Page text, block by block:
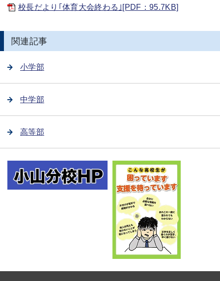
校長だより｢体育大会終わる｣[PDF：95.7KB]
関連記事
小学部
中学部
高等部